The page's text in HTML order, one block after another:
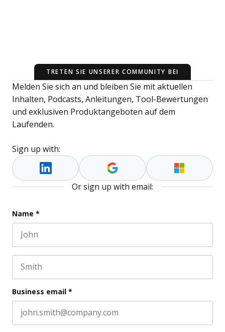
TRETEN SIE UNSERER COMMUNITY BEI
Melden Sie sich an und bleiben Sie mit aktuellen
Inhalten, Podcasts, Anleitungen, Tool-Bewertungen
und exklusiven Produktangeboten auf dem
Laufenden.
Sign up with:
Or sign up with email:
Email
This field is for validation purposes and should be
Name *
Business email *